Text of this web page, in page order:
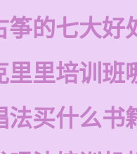
筝的七大好
里里培训班
法买什么书